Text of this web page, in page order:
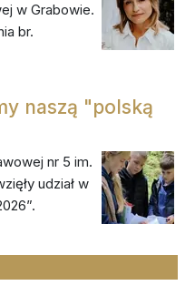
w Grabowie.
br.
naszą "polską
nr 5 im.
udział w